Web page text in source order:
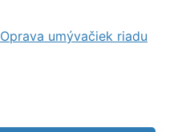
Oprava umývačiek riadu